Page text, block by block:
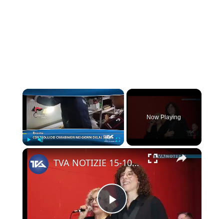
×
Play Unmute
Now Playing
×
Play
TVA NOTIZIE 15-10-25